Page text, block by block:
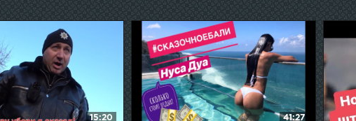
15:20 41:27